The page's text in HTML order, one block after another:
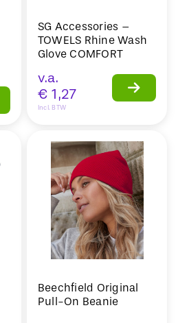
SG Accessories –
TOWELS Rhine Wash
Glove COMFORT
v.a.
€ 1,27
Incl. BTW
Beechfield Original
Pull-On Beanie